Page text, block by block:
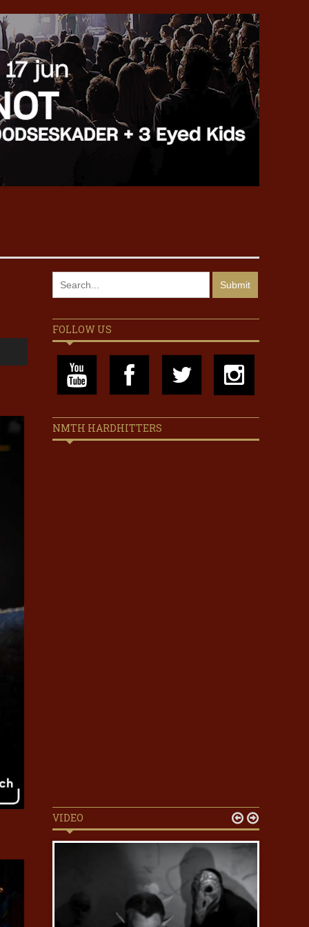
FOLLOW US
NMTH HARDHITTERS
VIDEO  